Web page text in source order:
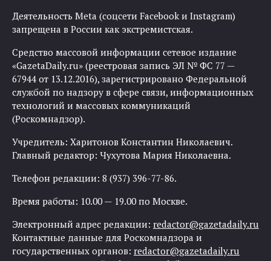
Деятельность Meta (соцсети Facebook и Instagram)
запрещена в России как экстремистская.
Средство массовой информации сетевое издание
«GazetaDaily.ru» (реестровая запись ЭЛ № ФС 77 —
67944 от 13.12.2016), зарегистрировано Федеральной
службой по надзору в сфере связи, информационных
технологий и массовых коммуникаций
(Роскомнадзор).
Учредитель: Харитонов Константин Николаевич.
Главный редактор: Чухутова Мария Николаевна.
Телефон редакции: 8 (937) 396-77-86.
Время работы: 10.00 — 19.00 по Москве.
Электронный адрес редакции: redactor@gazetadaily.ru
Контактные данные для Роскомнадзора и
государственных органов: redactor@gazetadaily.ru